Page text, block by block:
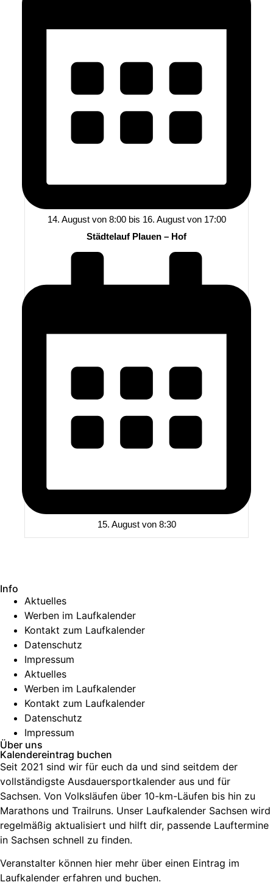
14. August von 8:00bis 16. August von 17:00
Städtelauf Plauen – Hof
15. August von 8:30
Info
Aktuelles
Werben im Laufkalender
Kontakt zum Laufkalender
Datenschutz
Impressum
Aktuelles
Werben im Laufkalender
Kontakt zum Laufkalender
Datenschutz
Impressum
Über uns
Kalendereintrag buchen
Seit 2021 sind wir für euch da und sind seitdem der
vollständigste Ausdauersportkalender aus und für
Sachsen. Von Volksläufen über 10-km-Läufen bis hin zu
Marathons und Trailruns. Unser Laufkalender Sachsen wird
regelmäßig aktualisiert und hilft dir, passende Lauftermine
in Sachsen schnell zu finden.
Veranstalter können hier mehr über einen Eintrag im
Laufkalender erfahren und buchen.